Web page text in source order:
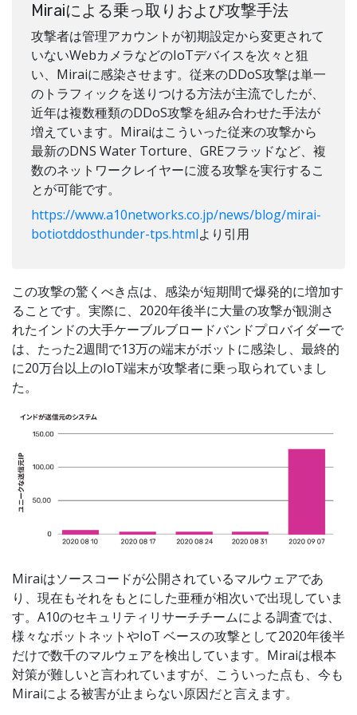
Miraiによる乗っ取りおよび攻撃手法
攻撃者は管理アカウントが初期設定から変更されて
いないWebカメラなどのIoTデバイスを次々と狙
い、Miraiに感染させます。従来のDDoS攻撃は単一
のトラフィックを送りつける方法が主流でしたが、
近年は複数種類のDDoS攻撃を組み合わせた手法が
増えています。Miraiはこういった従来の攻撃から
最新のDNS Water Torture、GREフラッドなど、複
数のネットワークレイヤーに渡る攻撃を実行するこ
とが可能です。
https://www.a10networks.co.jp/news/blog/mirai-
botiotddosthunder-tps.htmlより引用
この攻撃の驚くべき点は、感染が短期間で爆発的に増加す
ることです。実際に、2020年後半に大量の攻撃が観測さ
れたインドの大手ケーブルブロードバンドプロバイダーで
は、たった2週間で13万の端末がボットに感染し、最終的
に20万台以上のIoT端末が攻撃者に乗っ取られていまし
た。
Miraiはソースコードが公開されているマルウェアであ
り、現在もそれをもとにした亜種が相次いで出現していま
す。A10のセキュリティリサーチチームによる調査では、
様々なボットネットやIoT ベースの攻撃として2020年後半
だけで数千のマルウェアを検出しています。Miraiは根本
対策が難しいと言われていますが、こういった点も、今も
Miraiによる被害が止まらない原因だと言えます。